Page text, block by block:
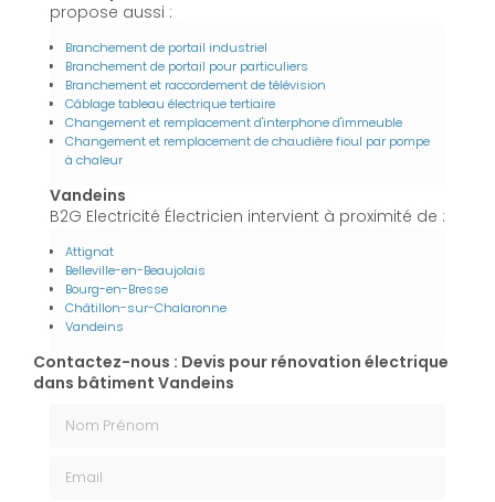
propose aussi :
Branchement de portail industriel
Branchement de portail pour particuliers
Branchement et raccordement de télévision
Câblage tableau électrique tertiaire
Changement et remplacement d'interphone d'immeuble
Changement et remplacement de chaudière fioul par pompe
à chaleur
Vandeins
B2G Electricité Électricien intervient à proximité de :
Attignat
Belleville-en-Beaujolais
Bourg-en-Bresse
Châtillon-sur-Chalaronne
Vandeins
Contactez-nous : Devis pour rénovation électrique
dans bâtiment Vandeins